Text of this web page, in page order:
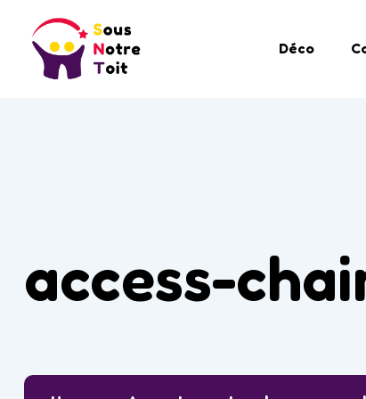
Déco
access-